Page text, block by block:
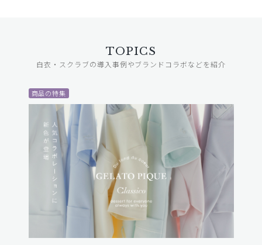
TOPICS
白衣・スクラブの導入事例やブランドコラボなどを紹介
商品の特集